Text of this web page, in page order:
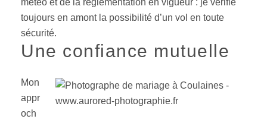
météo et de la réglementation en vigueur : je vérifie
toujours en amont la possibilité d’un vol en toute
sécurité.
Une confiance mutuelle
Mon
appr
och